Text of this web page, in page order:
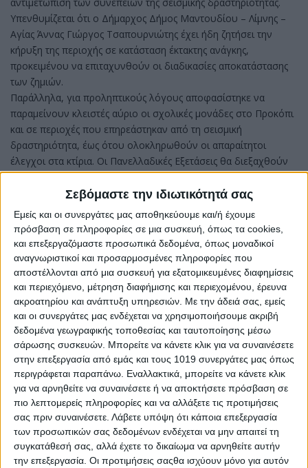
Σεβόμαστε την ιδιωτικότητά σας
Εμείς και οι συνεργάτες μας αποθηκεύουμε και/ή έχουμε
πρόσβαση σε πληροφορίες σε μια συσκευή, όπως τα cookies,
και επεξεργαζόμαστε προσωπικά δεδομένα, όπως μοναδικοί
αναγνωριστικοί και προσαρμοσμένες πληροφορίες που
αποστέλλονται από μια συσκευή για εξατομικευμένες διαφημίσεις
και περιεχόμενο, μέτρηση διαφήμισης και περιεχομένου, έρευνα
ακροατηρίου και ανάπτυξη υπηρεσιών. Με την άδειά σας, εμείς
και οι συνεργάτες μας ενδέχεται να χρησιμοποιήσουμε ακριβή
δεδομένα γεωγραφικής τοποθεσίας και ταυτοποίησης μέσω
σάρωσης συσκευών. Μπορείτε να κάνετε κλικ για να συναινέσετε
στην επεξεργασία από εμάς και τους 1019 συνεργάτες μας όπως
περιγράφεται παραπάνω. Εναλλακτικά, μπορείτε να κάνετε κλικ
για να αρνηθείτε να συναινέσετε ή να αποκτήσετε πρόσβαση σε
πιο λεπτομερείς πληροφορίες και να αλλάξετε τις προτιμήσεις
σας πριν συναινέσετε. Λάβετε υπόψη ότι κάποια επεξεργασία
των προσωπικών σας δεδομένων ενδέχεται να μην απαιτεί τη
συγκατάθεσή σας, αλλά έχετε το δικαίωμα να αρνηθείτε αυτήν
την επεξεργασία. Οι προτιμήσεις σαςθα ισχύουν μόνο για αυτόν
Υπενθυμίζεται ότι ο Δήμαρχος Δήμος Μαντουδίου – Λίμνης –
Αγίας Άννας Γιώργος Τσαπουρνιώτης έχει ήδη ζητήσει την
κήρυξη της περιοχής σε κατάσταση έκτακτης ανάγκης,
προκειμένου να επιταχυνθούν οι διαδικασίες αποκατάστασης
των ζημιών.
Παράλληλα, για προληπτικούς λόγους αποφασίστηκε να
παραμείνουν κλειστές αύριο οι σχολικές μονάδες στο Προκόπι
και σε περιοχές που επηρεάστηκαν από τη σεισμική
δραστηριότητα, έως ότου ολοκληρωθούν οι απαραίτητοι
έλεγχοι στα κτίρια. Οι Πανελλαδικές Εξετάσεις θα διεξαχθούν
κανονικά σύμφωνα με τον προγραμματισμό του Υπουργείου